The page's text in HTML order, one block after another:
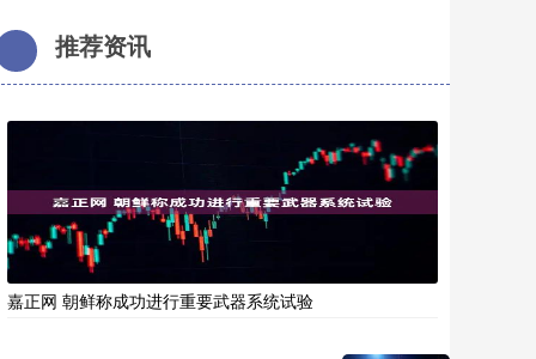
推荐资讯
嘉正网 朝鲜称成功进行重要武器系统试验